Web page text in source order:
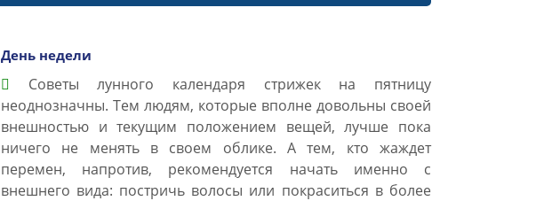
День недели
Советы лунного календаря стрижек на пятницу
неоднозначны. Тем людям, которые вполне довольны своей
внешностью и текущим положением вещей, лучше пока
ничего не менять в своем облике. А тем, кто жаждет
перемен, напротив, рекомендуется начать именно с
внешнего вида: постричь волосы или покраситься в более